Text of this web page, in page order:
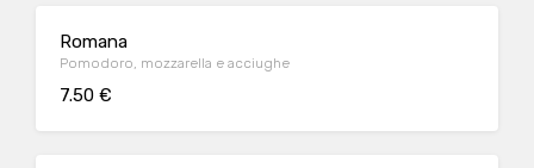
Romana
Pomodoro, mozzarella e acciughe
7.50 €